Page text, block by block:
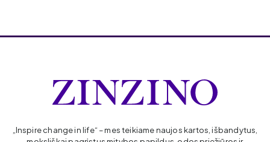
„Inspire change in life“ – mes teikiame naujos kartos, išbandytus,